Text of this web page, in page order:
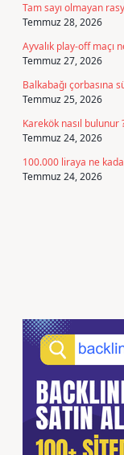
Tam sayı olmayan
Temmuz 28, 2026
Ayvalık play-off maçı
Temmuz 27, 2026
Balkabağı çorbasına
Temmuz 25, 2026
Karekök nasıl bulunur
Temmuz 24, 2026
100.000 liraya ne
Temmuz 24, 2026